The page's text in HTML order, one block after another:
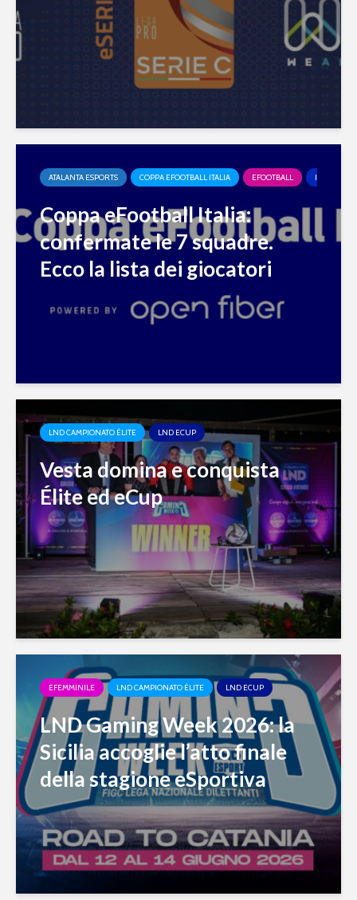
ATALANTA ESPORTS COPPA EFOOTBALL ITALIA EFOOTBALL INTER
Coppa eFootball Italia:
confermate le 7 squadre.
Ecco la lista dei giocatori
LND CAMPIONATO ÉLITE LND ECUP
Vesta domina e conquista
Élite ed eCup
EFEMMINILE LND CAMPIONATO ÉLITE LND ECUP
LND Gaming Week 2026: la
Sicilia accoglie l’atto finale
della stagione eSportiva